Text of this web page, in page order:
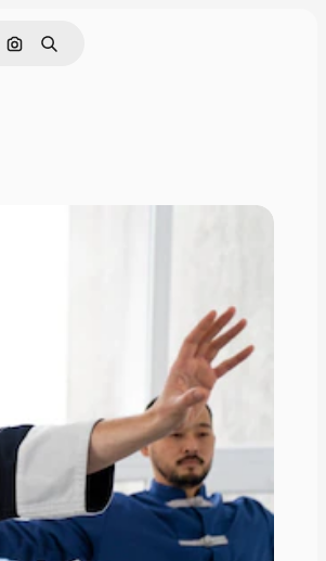
Tìm kiếm bằng hình ảnh
Tìm kiếm